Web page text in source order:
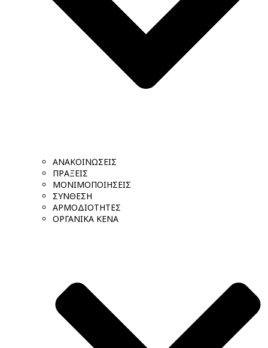
ΑΝΑΚΟΙΝΩΣΕΙΣ
ΠΡΑΞΕΙΣ
ΜΟΝΙΜΟΠΟΙΗΣΕΙΣ
ΣΥΝΘΕΣΗ
ΑΡΜΟΔΙΟΤΗΤΕΣ
ΟΡΓΑΝΙΚΑ ΚΕΝΑ